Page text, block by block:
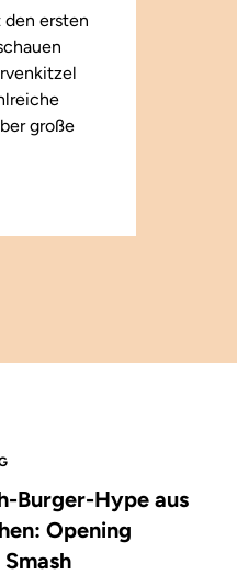
ersten
große
Burger-Hype aus
Opening